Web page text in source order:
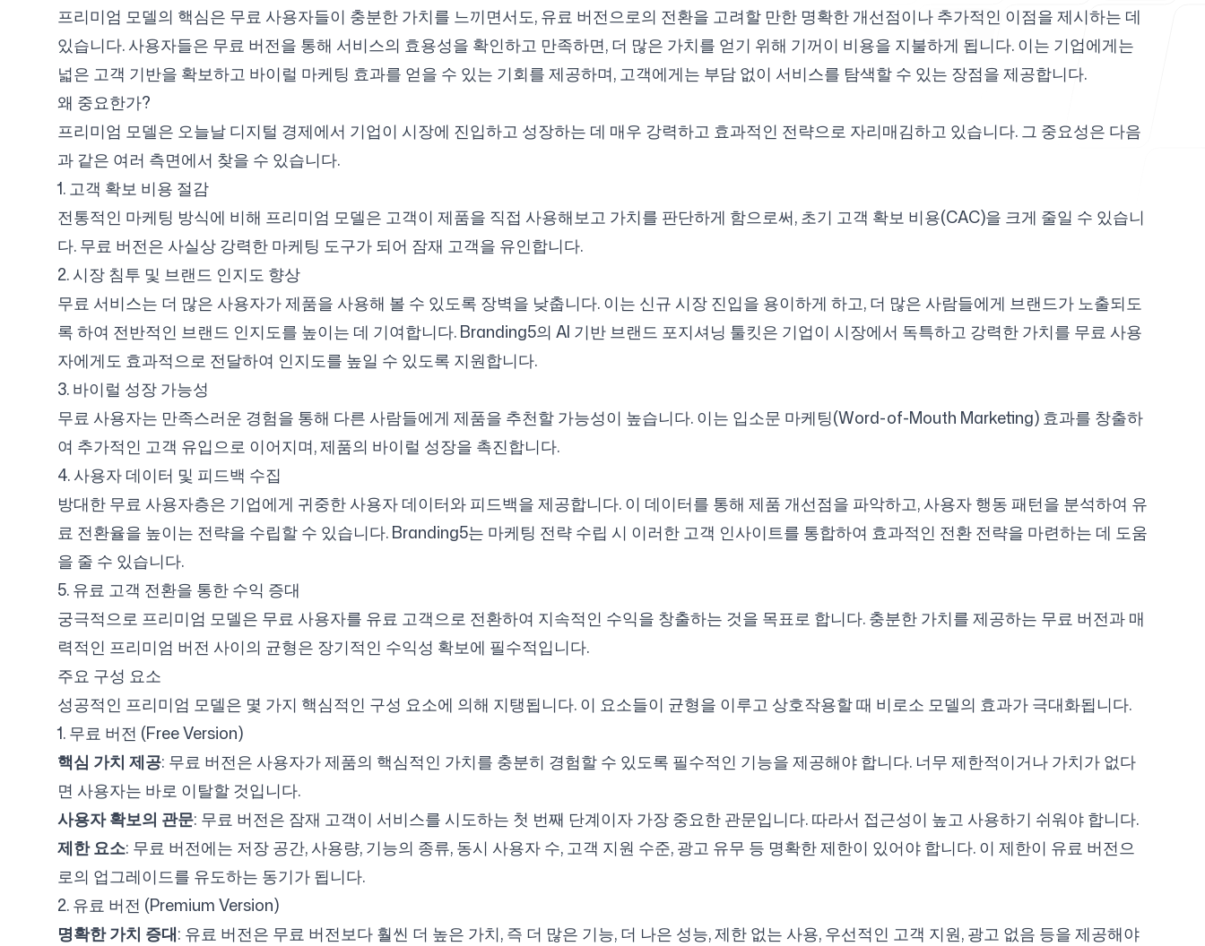
문의하기
로그인 회원가입
프리미엄 모델의 핵심은 무료 사용자들이 충분한 가치를 느끼면서도, 유료 버전으로의 전환을 고려할 만한 명확한 개선점이나 추가적인 이점을 제시하는 데
있습니다. 사용자들은 무료 버전을 통해 서비스의 효용성을 확인하고 만족하면, 더 많은 가치를 얻기 위해 기꺼이 비용을 지불하게 됩니다. 이는 기업에게는
넓은 고객 기반을 확보하고 바이럴 마케팅 효과를 얻을 수 있는 기회를 제공하며, 고객에게는 부담 없이 서비스를 탐색할 수 있는 장점을 제공합니다.
왜 중요한가?
프리미엄 모델은 오늘날 디지털 경제에서 기업이 시장에 진입하고 성장하는 데 매우 강력하고 효과적인 전략으로 자리매김하고 있습니다. 그 중요성은 다음
과 같은 여러 측면에서 찾을 수 있습니다.
1. 고객 확보 비용 절감
전통적인 마케팅 방식에 비해 프리미엄 모델은 고객이 제품을 직접 사용해보고 가치를 판단하게 함으로써, 초기 고객 확보 비용(CAC)을 크게 줄일 수 있습니
다. 무료 버전은 사실상 강력한 마케팅 도구가 되어 잠재 고객을 유인합니다.
2. 시장 침투 및 브랜드 인지도 향상
무료 서비스는 더 많은 사용자가 제품을 사용해 볼 수 있도록 장벽을 낮춥니다. 이는 신규 시장 진입을 용이하게 하고, 더 많은 사람들에게 브랜드가 노출되도
록 하여 전반적인 브랜드 인지도를 높이는 데 기여합니다. Branding5의 AI 기반 브랜드 포지셔닝 툴킷은 기업이 시장에서 독특하고 강력한 가치를 무료 사용
자에게도 효과적으로 전달하여 인지도를 높일 수 있도록 지원합니다.
3. 바이럴 성장 가능성
무료 사용자는 만족스러운 경험을 통해 다른 사람들에게 제품을 추천할 가능성이 높습니다. 이는 입소문 마케팅(Word-of-Mouth Marketing) 효과를 창출하
여 추가적인 고객 유입으로 이어지며, 제품의 바이럴 성장을 촉진합니다.
4. 사용자 데이터 및 피드백 수집
방대한 무료 사용자층은 기업에게 귀중한 사용자 데이터와 피드백을 제공합니다. 이 데이터를 통해 제품 개선점을 파악하고, 사용자 행동 패턴을 분석하여 유
료 전환율을 높이는 전략을 수립할 수 있습니다. Branding5는 마케팅 전략 수립 시 이러한 고객 인사이트를 통합하여 효과적인 전환 전략을 마련하는 데 도움
을 줄 수 있습니다.
5. 유료 고객 전환을 통한 수익 증대
궁극적으로 프리미엄 모델은 무료 사용자를 유료 고객으로 전환하여 지속적인 수익을 창출하는 것을 목표로 합니다. 충분한 가치를 제공하는 무료 버전과 매
력적인 프리미엄 버전 사이의 균형은 장기적인 수익성 확보에 필수적입니다.
주요 구성 요소
성공적인 프리미엄 모델은 몇 가지 핵심적인 구성 요소에 의해 지탱됩니다. 이 요소들이 균형을 이루고 상호작용할 때 비로소 모델의 효과가 극대화됩니다.
1. 무료 버전 (Free Version)
핵심 가치 제공: 무료 버전은 사용자가 제품의 핵심적인 가치를 충분히 경험할 수 있도록 필수적인 기능을 제공해야 합니다. 너무 제한적이거나 가치가 없다
면 사용자는 바로 이탈할 것입니다.
사용자 확보의 관문: 무료 버전은 잠재 고객이 서비스를 시도하는 첫 번째 단계이자 가장 중요한 관문입니다. 따라서 접근성이 높고 사용하기 쉬워야 합니다.
제한 요소: 무료 버전에는 저장 공간, 사용량, 기능의 종류, 동시 사용자 수, 고객 지원 수준, 광고 유무 등 명확한 제한이 있어야 합니다. 이 제한이 유료 버전으
로의 업그레이드를 유도하는 동기가 됩니다.
2. 유료 버전 (Premium Version)
명확한 가치 증대: 유료 버전은 무료 버전보다 훨씬 더 높은 가치, 즉 더 많은 기능, 더 나은 성능, 제한 없는 사용, 우선적인 고객 지원, 광고 없음 등을 제공해야